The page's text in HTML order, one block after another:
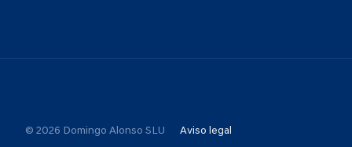
© 2026 Domingo Alonso SLU Aviso legal